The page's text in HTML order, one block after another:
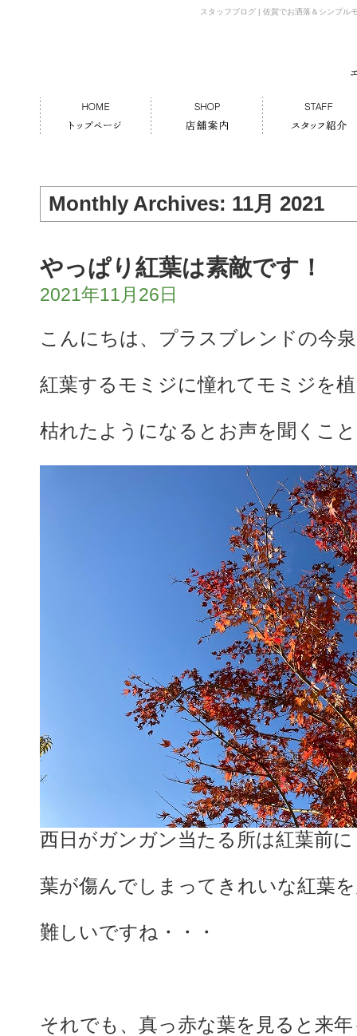
スタッフブログ | 佐賀でお洒落＆シンプル
Monthly Archives: 11月 2021
やっぱり紅葉は素敵です！
2021年11月26日
こんにちは、プラスブレンドの今
紅葉するモミジに憧れてモミジを
枯れたようになるとお声を聞くこ
西日がガンガン当たる所は紅葉前に
葉が傷んでしまってきれいな紅葉
難しいですね・・・
それでも、真っ赤な葉を見ると来